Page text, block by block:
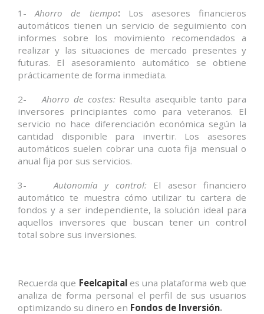
1-Ahorro de tiempo:Los asesores financieros
automáticos tienen un servicio de seguimiento con
informes sobre los movimiento recomendados a
realizar y las situaciones de mercado presentes y
futuras. El asesoramiento automático se obtiene
prácticamente de forma inmediata.
2-Ahorro de costes: Resulta asequible tanto para
inversores principiantes como para veteranos. El
servicio no hace diferenciación económica según la
cantidad disponible para invertir. Los asesores
automáticos suelen cobrar una cuota fija mensual o
anual fija por sus servicios.
3- Autonomía y control: El asesor financiero
automático te muestra cómo utilizar tu cartera de
fondos y a ser independiente, la solución ideal para
aquellos inversores que buscan tener un control
total sobre sus inversiones.
Recuerda que Feelcapitales una plataforma web que
analiza de forma personal el perfil de sus usuarios
optimizando su dinero en Fondos de Inversión.